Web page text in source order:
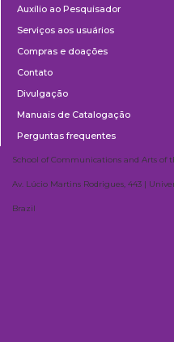
Auxílio ao Pesquisador
Serviços aos usuários
Compras e doações
Contato
Divulgação
Manuais de Catalogação
Perguntas frequentes
School of Communications and Arts of
Av. Lúcio Martins Rodrigues, 443 |
Brazil